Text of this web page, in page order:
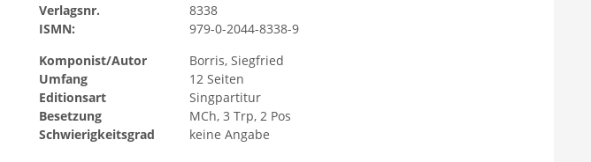
Verlagsnr.
8338
ISMN:
979-0-2044-8338-9
Komponist/Autor
Borris, Siegfried
Umfang
12 Seiten
Editionsart
Singpartitur
Besetzung
MCh, 3 Trp, 2 Pos
Schwierigkeitsgrad
keine Angabe